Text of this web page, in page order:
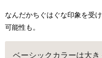
なんだかちぐはぐな印象を受
可能性も。
ベーシックカラーは大